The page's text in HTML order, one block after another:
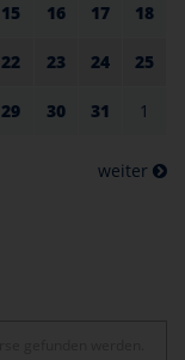
15 16 17 18
22 23 24 25
29 30 31 1
weiter